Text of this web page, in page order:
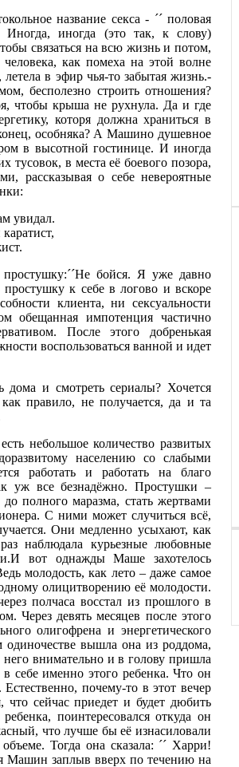
название секса - ´´ половая
Иногда, иногда (это так, к слову)
связаться на всю жизнь и потом,
как помеха на этой волне
в эфир чья-то забытая жизнь.-
бесполезно строить отношения?
чтобы крыша не рухнула. Да и где
которя должна храниться в
особняка? А Машино душевное
в высотной гостинице. И иногда
в места её боевого позора,
рассказывая о себе невероятные
увидал.
бойся. Я уже давно
к себе в логово и вскоре
клиента, ни сексуальности
обещанная импотенция частично
После этого добренькая
воспользоваться ванной и идет
дома и смотреть сериалы? Хочется
правило, не получается, да и та
небольшое количество развитых
населению со слабыми
работать и работать на благо
уж все безнадёжно. Простушки –
полного маразма, стать жертвами
С ними может случиться всё,
Они медленно усыхают, как
наблюдала курьезные любовные
вот однажды Маше захотелось
молодость, как лето – даже самое
олицитворению её молодости.
полчаса восстал из прошлого в
Через девять месяцев после этого
олигофрена и энергетического
вышла она из роддома,
внимательно и в голову пришла
себе именно этого ребенка. Что он
почему-то в этот вечер
сейчас приедет и будет дюбить
поинтересовался откуда он
что лучше бы её изнасиловали
Тогда она сказала: ´´ Харри!
Машин заплыв вверх по течению на